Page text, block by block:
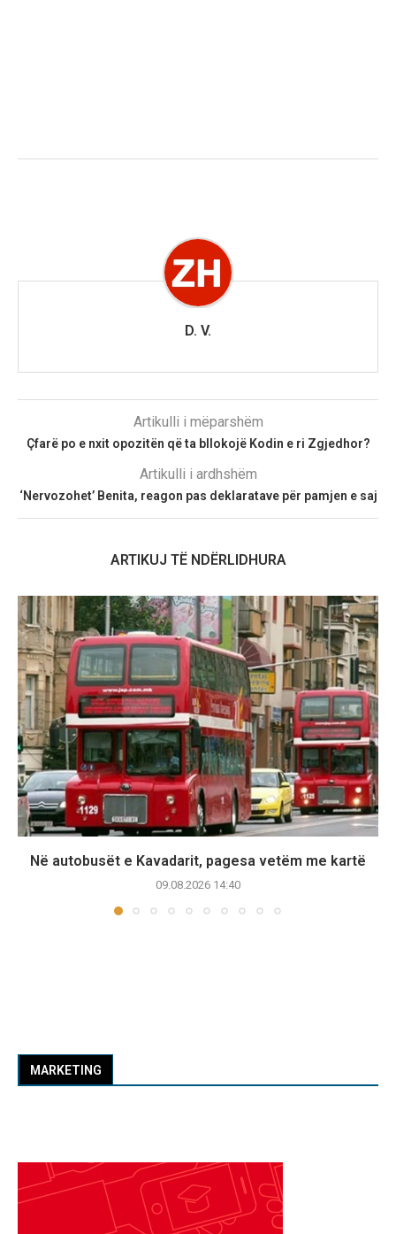
D. V.
Artikulli i mëparshëm
Çfarë po e nxit opozitën që ta bllokojë Kodin e ri Zgjedhor?
Artikulli i ardhshëm
‘Nervozohet’ Benita, reagon pas deklaratave për pamjen e saj
ARTIKUJ TË NDËRLIDHURA
Në autobusët e Kavadarit, pagesa vetëm me kartë
09.08.2026 14:40
MARKETING